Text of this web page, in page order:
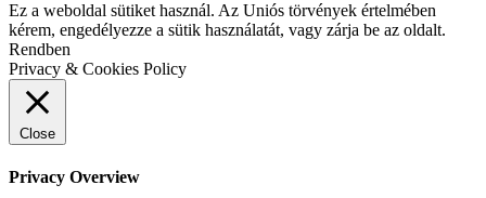
Ez a weboldal sütiket használ. Az Uniós törvények értelmében
kérem, engedélyezze a sütik használatát, vagy zárja be az oldalt.
Rendben
Privacy & Cookies Policy
Close
Privacy Overview